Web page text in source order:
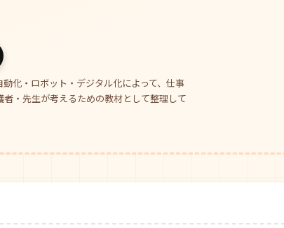
化・ロボット・デジタル化によって、仕事
・先生が考えるための教材として整理して